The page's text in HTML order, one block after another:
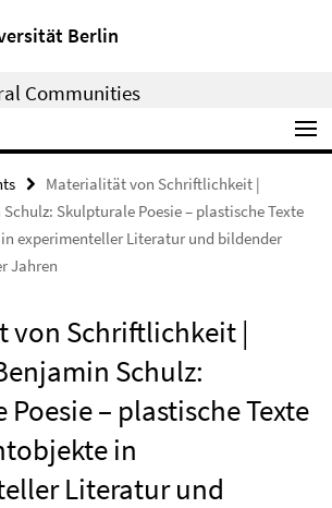
Berlin
Communities
Materialität von Schriftlichkeit |
Skulpturale Poesie – plastische Texte
experimenteller Literatur und bildender
Jahren
von Schriftlichkeit |
Schulz:
– plastische Texte
in
Literatur und